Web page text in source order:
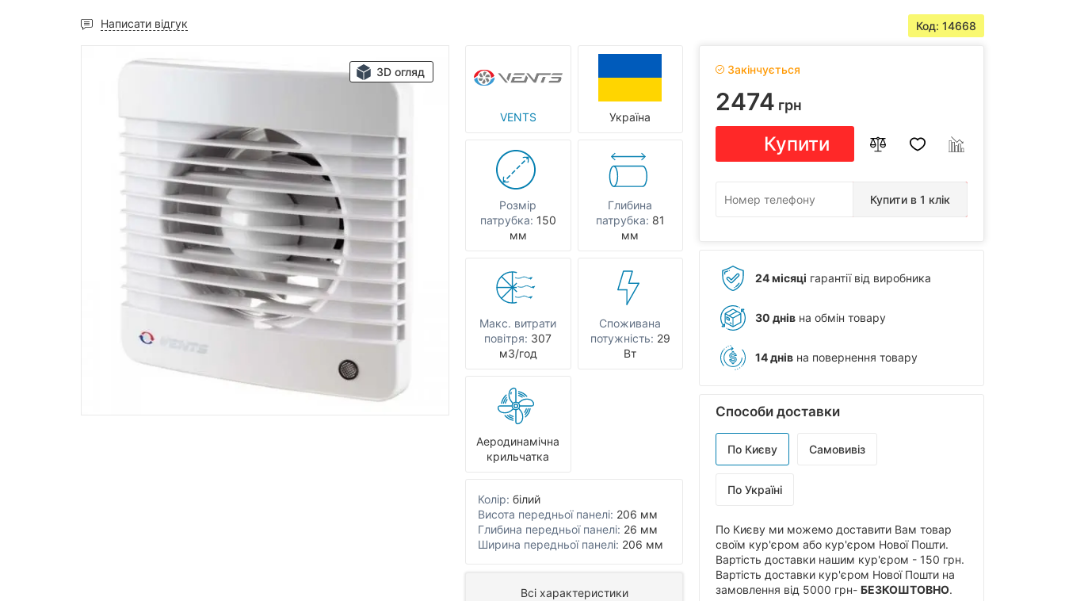
Написати відгук Код: 14668
3D огляд
VENTS Україна
Розмір
патрубка: 150
мм
Глибина
патрубка: 81
мм
Макс. витрати
повітря: 307
мЗ/год
Споживана
потужність: 29
Вт
Аеродинамічна
крильчатка
Колір: білий
Висота передньої панелі: 206 мм
Глибина передньої панелі: 26 мм
Ширина передньої панелі: 206 мм
Всі характеристики
Закінчується
2474 грн
Купити
Купити в 1 клік
24 місяці гарантії від виробника
30 днів на обмін товару
14 днів на повернення товару
Способи доставки
По Києву Самовивіз
По Україні
По Києву ми можемо доставити Вам товар
своїм кур'єром або кур'єром Нової Пошти.
Вартість доставки нашим кур'єром - 150 грн.
Вартість доставки кур'єром Нової Пошти на
замовлення від 5000 грн- БЕЗКОШТОВНО.